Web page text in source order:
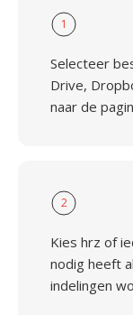
1
Selecteer
Drive,
naar de
2
Kies hrz of
nodig heeft
indelingen